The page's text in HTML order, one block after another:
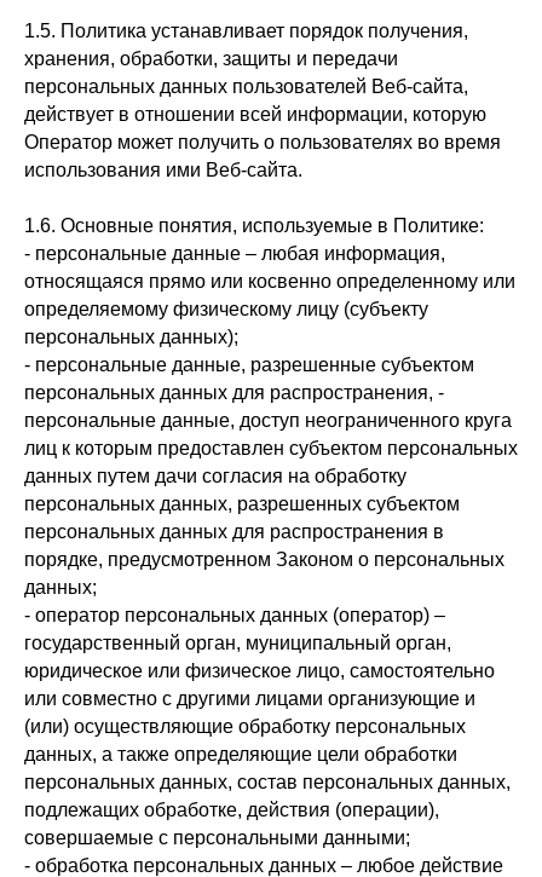
1.5. Политика устанавливает порядок получения,
хранения, обработки, защиты и передачи
персональных данных пользователей Веб-сайта,
действует в отношении всей информации, которую
Оператор может получить о пользователях во время
использования ими Веб-сайта.
1.6. Основные понятия, используемые в Политике:
- персональные данные – любая информация,
относящаяся прямо или косвенно определенному или
определяемому физическому лицу (субъекту
персональных данных);
- персональные данные, разрешенные субъектом
персональных данных для распространения, -
персональные данные, доступ неограниченного круга
лиц к которым предоставлен субъектом персональных
данных путем дачи согласия на обработку
персональных данных, разрешенных субъектом
персональных данных для распространения в
порядке, предусмотренном Законом о персональных
данных;
- оператор персональных данных (оператор) –
государственный орган, муниципальный орган,
юридическое или физическое лицо, самостоятельно
или совместно с другими лицами организующие и
(или) осуществляющие обработку персональных
данных, а также определяющие цели обработки
персональных данных, состав персональных данных,
подлежащих обработке, действия (операции),
совершаемые с персональными данными;
- обработка персональных данных – любое действие